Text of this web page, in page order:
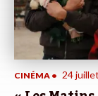
CINÉMA • 24